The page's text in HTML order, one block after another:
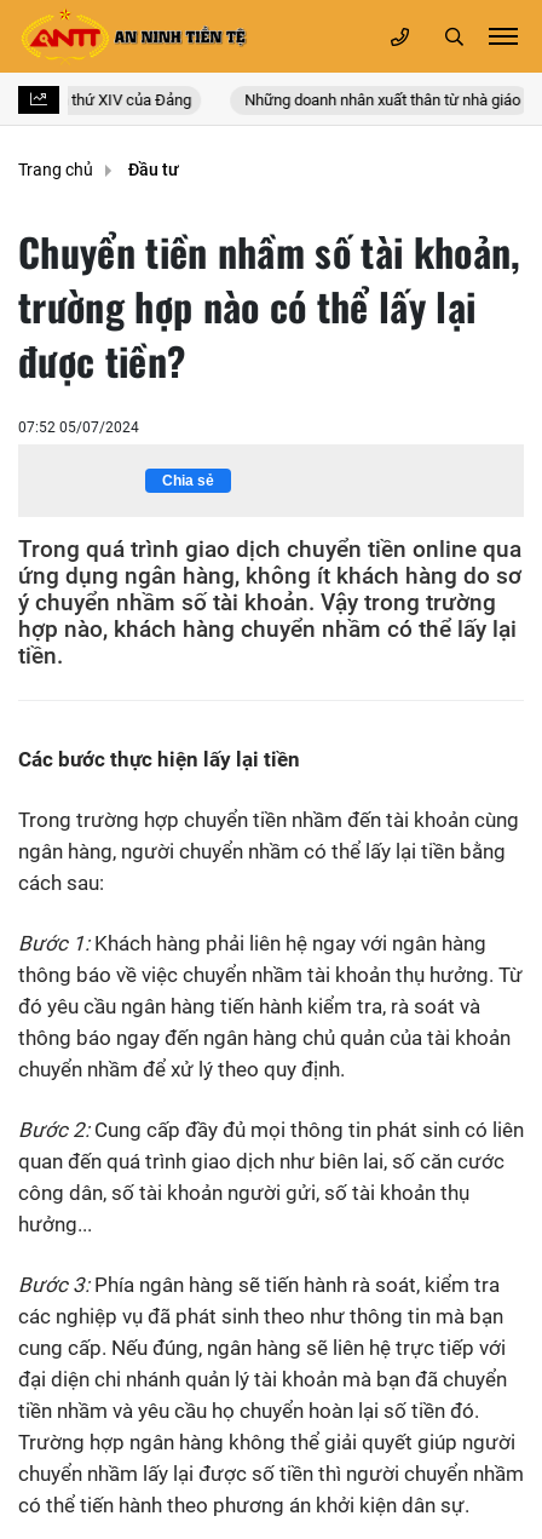
lần thứ XIV của Đảng Những doanh nhân xuất thân từ nhà giáo
Trang chủ Đầu tư
Chuyển tiền nhầm số tài khoản,
trường hợp nào có thể lấy lại
được tiền?
07:52 05/07/2024
Chia sẻ
Trong quá trình giao dịch chuyển tiền online qua
ứng dụng ngân hàng, không ít khách hàng do sơ
ý chuyển nhầm số tài khoản. Vậy trong trường
hợp nào, khách hàng chuyển nhầm có thể lấy lại
tiền.
Các bước thực hiện lấy lại tiền
Trong trường hợp chuyển tiền nhầm đến tài khoản cùng
ngân hàng, người chuyển nhầm có thể lấy lại tiền bằng
cách sau:
Bước 1: Khách hàng phải liên hệ ngay với ngân hàng
thông báo về việc chuyển nhầm tài khoản thụ hưởng. Từ
đó yêu cầu ngân hàng tiến hành kiểm tra, rà soát và
thông báo ngay đến ngân hàng chủ quản của tài khoản
chuyển nhầm để xử lý theo quy định.
Bước 2:Cung cấp đầy đủ mọi thông tin phát sinh có liên
quan đến quá trình giao dịch như biên lai, số căn cước
công dân, số tài khoản người gửi, số tài khoản thụ
hưởng...
Bước 3: Phía ngân hàng sẽ tiến hành rà soát, kiểm tra
các nghiệp vụ đã phát sinh theo như thông tin mà bạn
cung cấp. Nếu đúng, ngân hàng sẽ liên hệ trực tiếp với
đại diện chi nhánh quản lý tài khoản mà bạn đã chuyển
tiền nhầm và yêu cầu họ chuyển hoàn lại số tiền đó.
Trường hợp ngân hàng không thể giải quyết giúp người
chuyển nhầm lấy lại được số tiền thì người chuyển nhầm
có thể tiến hành theo phương án khởi kiện dân sự.